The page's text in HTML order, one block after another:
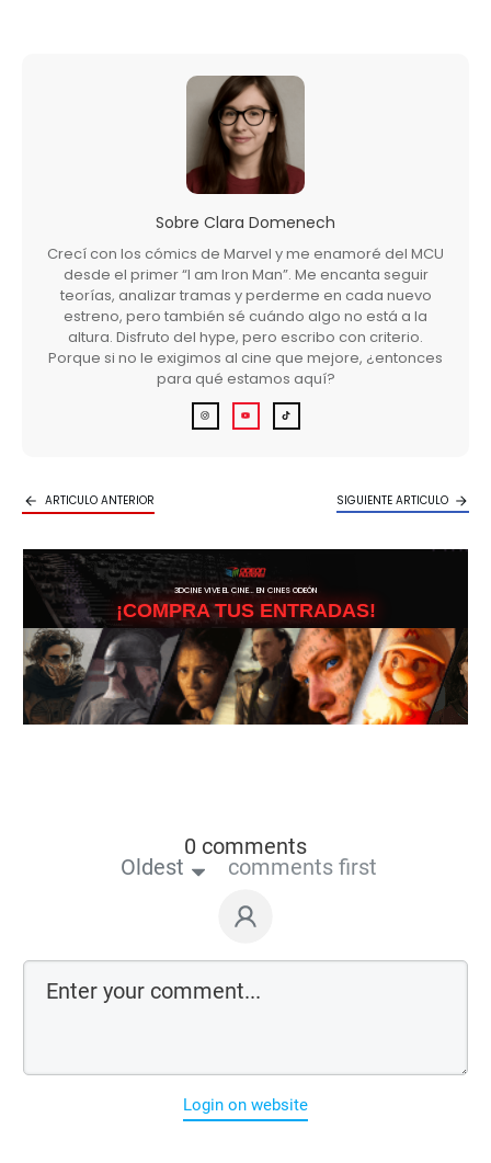
Sobre Clara Domenech
Crecí con los cómics de Marvel y me enamoré del MCU
desde el primer “I am Iron Man”. Me encanta seguir
teorías, analizar tramas y perderme en cada nuevo
estreno, pero también sé cuándo algo no está a la
altura. Disfruto del hype, pero escribo con criterio.
Porque si no le exigimos al cine que mejore, ¿entonces
para qué estamos aquí?
ARTICULO ANTERIOR SIGUIENTE ARTICULO
3DCINE VIVE EL CINE… EN CINES ODEÓN
¡COMPRA TUS ENTRADAS!
0 comments
Oldest comments first
Login on website